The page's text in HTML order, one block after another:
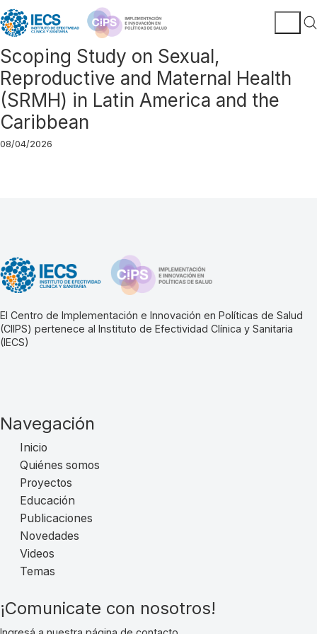
Scoping Study on Sexual,
Reproductive and Maternal Health
(SRMH) in Latin America and the
Caribbean
08/04/2026
El Centro de Implementación e Innovación en Políticas de Salud
(CIIPS) pertenece al Instituto de Efectividad Clínica y Sanitaria
(IECS)
Navegación
Inicio
Quiénes somos
Proyectos
Educación
Publicaciones
Novedades
Videos
Temas
¡Comunicate con nosotros!